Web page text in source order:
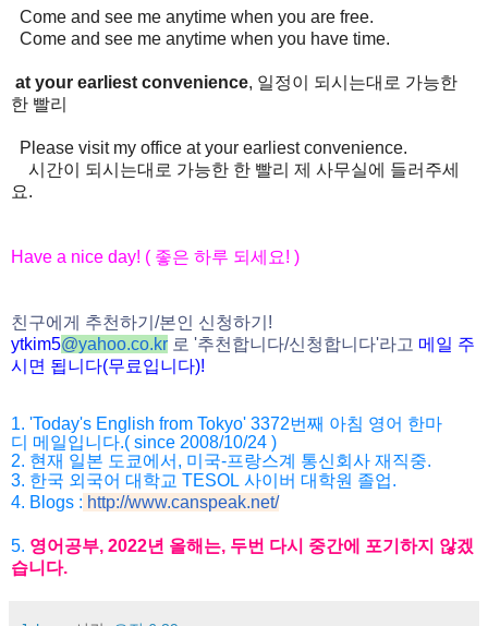
Come and see me anytime when you are free.
Come and see me anytime when you have time.
at your earliest convenience, 일정이 되시는대로 가능한
한 빨리
Please visit my office at your earliest convenience.
시간이 되시는대로 가능한 한 빨리 제 사무실에 들러주세
요.
Have a nice day! ( 좋은 하루 되세요! )
친구에게 추천하기 /본인 신청하기 !
ytkim5@yahoo.co.kr 로 '추천합니다/신청합니다'라고 메일 주
시면 됩니다(무료입니다)!
1. 'Today's English from Tokyo' 3372번째 아침 영어 한마
디 메일입니다.( since 2008/10/24 )
2. 현재 일본 도쿄에서 , 미국-프랑스계 통신회사 재직중.
3. 한국 외국어 대학교 TESOL 사이버 대학원 졸업.
4. Blogs : http://www.canspeak.net/
5. 영어공부, 2022년 올해는, 두번 다시 중간에 포기하지 않겠
습니 다.